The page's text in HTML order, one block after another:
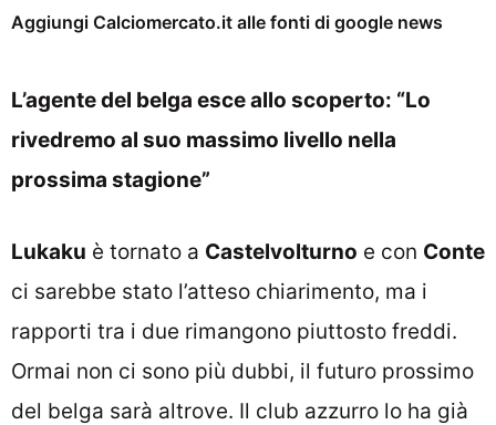
Aggiungi Calciomercato.it alle fonti di google news
L’agente del belga esce allo scoperto: “Lo
rivedremo al suo massimo livello nella
prossima stagione”
Lukaku è tornato a Castelvolturno e con Conte
ci sarebbe stato l’atteso chiarimento, ma i
rapporti tra i due rimangono piuttosto freddi.
Ormai non ci sono più dubbi, il futuro prossimo
del belga sarà altrove. Il club azzurro lo ha già